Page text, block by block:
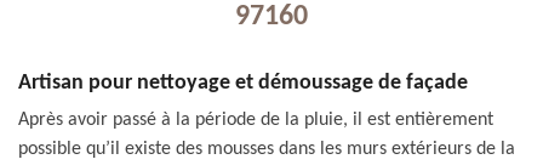
97160
Artisan pour nettoyage et démoussage de façade
Après avoir passé à la période de la pluie, il est entièrement
possible qu’il existe des mousses dans les murs extérieurs de la